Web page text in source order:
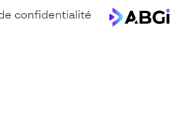
confidentialité